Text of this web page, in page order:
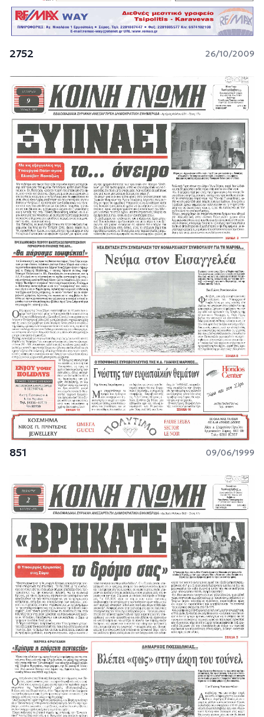
2752 26/10/2009
851 09/06/1999